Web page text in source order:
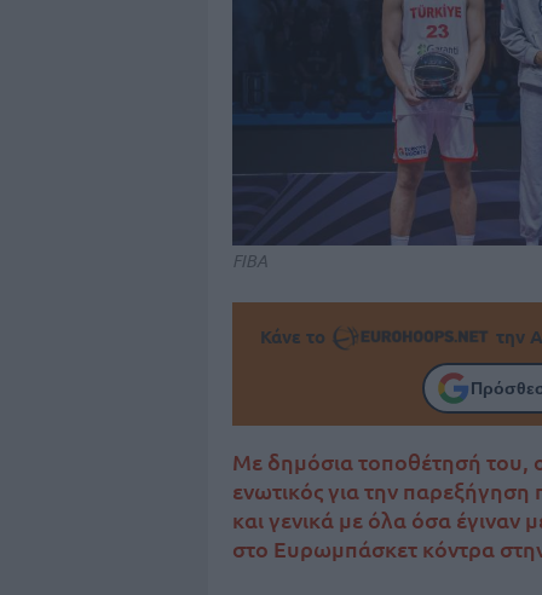
FIBA
Κάνε το την
Με δημόσια τοποθέτησή του,
ενωτικός για την
και γενικά με όλα όσα έγιναν
στο Ευρωμπάσκετ κόντρα